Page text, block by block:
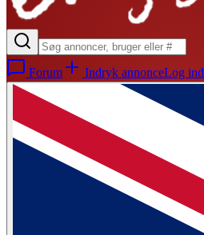
Forum Indryk annonceLog ind